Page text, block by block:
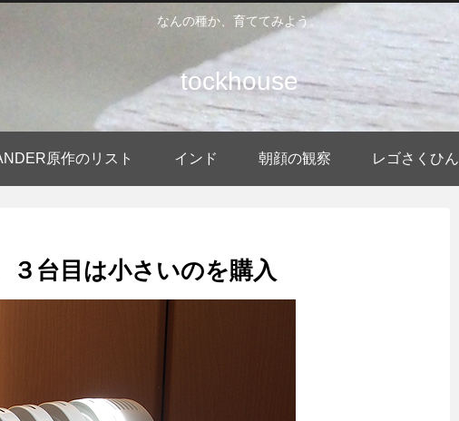
なんの種か、育ててみよう。
tockhouse
原作のリスト インド 朝顔の観察 レゴさくひん
台目は小さいのを購入